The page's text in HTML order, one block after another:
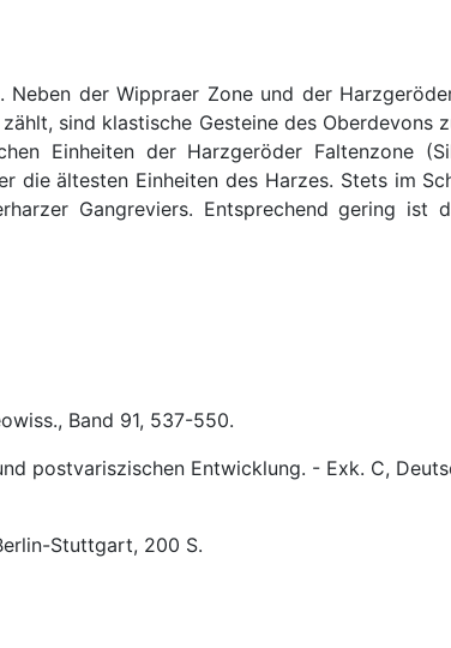
der Wippraer Zone und der
sind klastische Gesteine des Oberdevons
Einheiten der Harzgeröder Faltenzone
die ältesten Einheiten des Harzes. Stets im
Gangreviers. Entsprechend gering ist
Band 91, 537-550.
postvariszischen Entwicklung. - Exk. C,
Stuttgart, 200 S.